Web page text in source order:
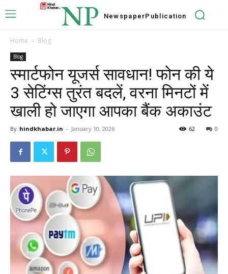
NP NewspaperPublication
Home Blog
Blog
स्मार्टफोन यूजर्स सावधान! फोन की ये
3 सेटिंग्स तुरंत बदलें, वरना मिनटों में
खाली हो जाएगा आपका बैंक अकाउंट
By hindkhabar.in - January 10, 2026 0
62